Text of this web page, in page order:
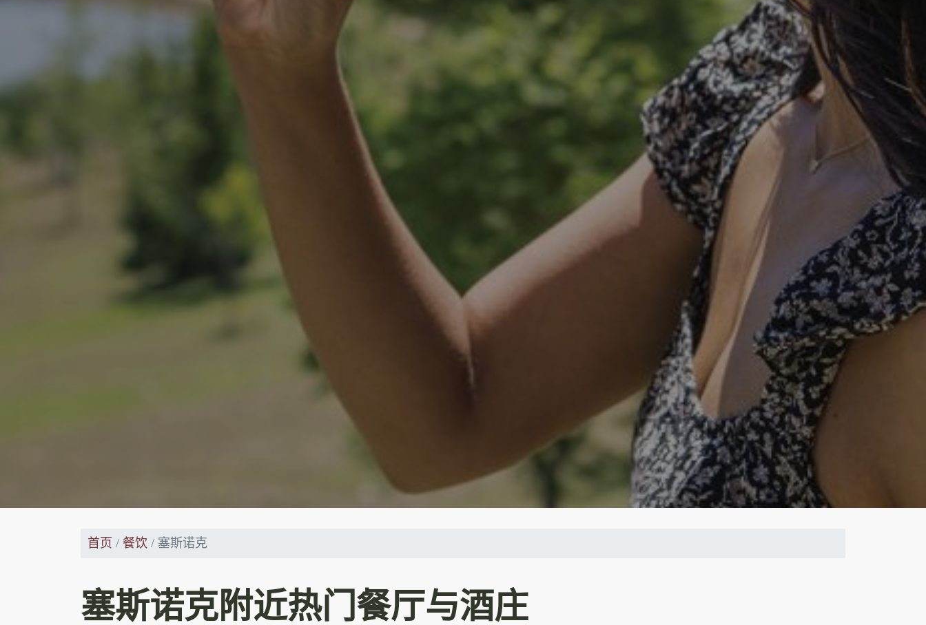
首页 餐饮 塞斯诺克
塞斯诺克附近热门餐厅与酒庄